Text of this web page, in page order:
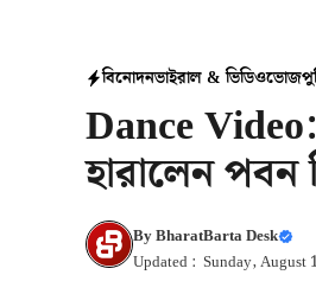
বিনোদনভাইরাল & ভিডিও
Dance
হারালেন পবন
ByBharatBarta Desk
Updated : Sunday, August